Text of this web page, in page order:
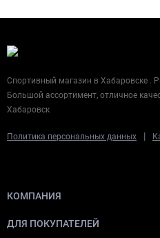
Спортивный магазин в Хабаровске .
Большой ассортимент, отличное
Хабаровск
Политика персональных данных |
КОМПАНИЯ
ДЛЯ ПОКУПАТЕЛЕЙ